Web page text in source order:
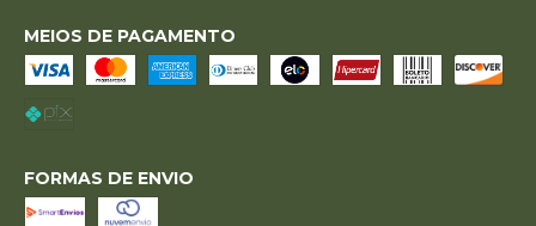
MEIOS DE PAGAMENTO
FORMAS DE ENVIO